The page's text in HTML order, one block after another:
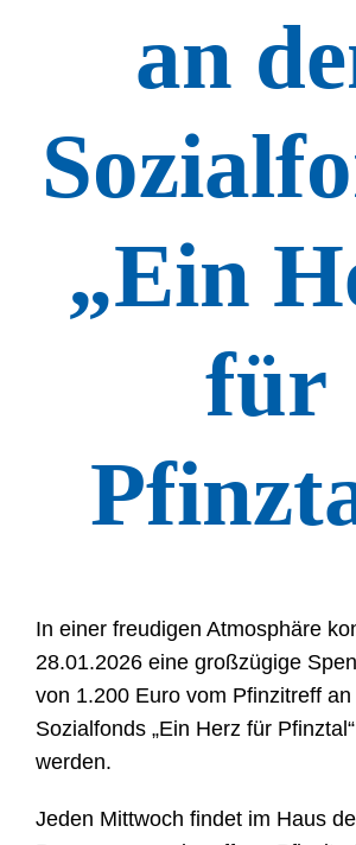
an
„Ein
für
In einer freudigen Atmosphäre
28.01.2026 eine großzügige
von 1.200 Euro vom Pfinzitreff an
Sozialfonds „Ein Herz für
werden.
Jeden Mittwoch findet im Haus